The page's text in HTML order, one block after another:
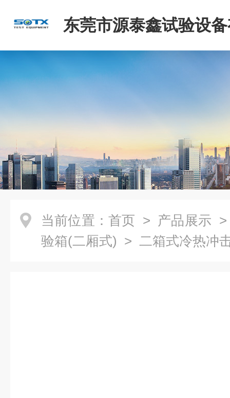
东莞市源泰鑫试验设
司
当前位置： 首页 > 产品展示
验箱(二厢式) > 二箱式冷热冲